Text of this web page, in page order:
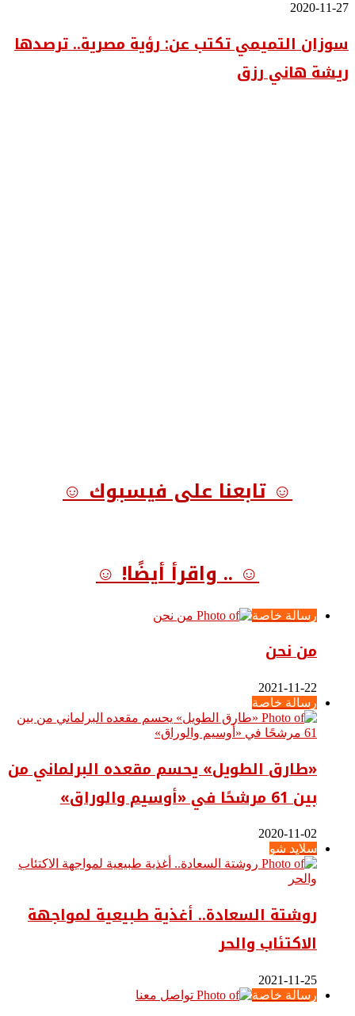
للفنانة
يحيى»
سوزان
تكتب
عن:
رؤية
مصرية..
2020-11-27
سوزان التميمي تكتب عن: رؤية مصرية.. ترصدها
ريشة هاني رزق
☺ تابعنا على فيسبوك ☺
☺ .. واقرأ أيضًا! ☺
رسالة خاصة
من نحن
2021-11-22
رسالة خاصة
«طارق الطويل» يحسم مقعده البرلماني من
بين 61 مرشحًا في «أوسيم والوراق»
2020-11-02
سلايد شو
روشتة السعادة.. أغذية طبيعية لمواجهة
الاكتئاب والحر
2021-11-25
رسالة خاصة